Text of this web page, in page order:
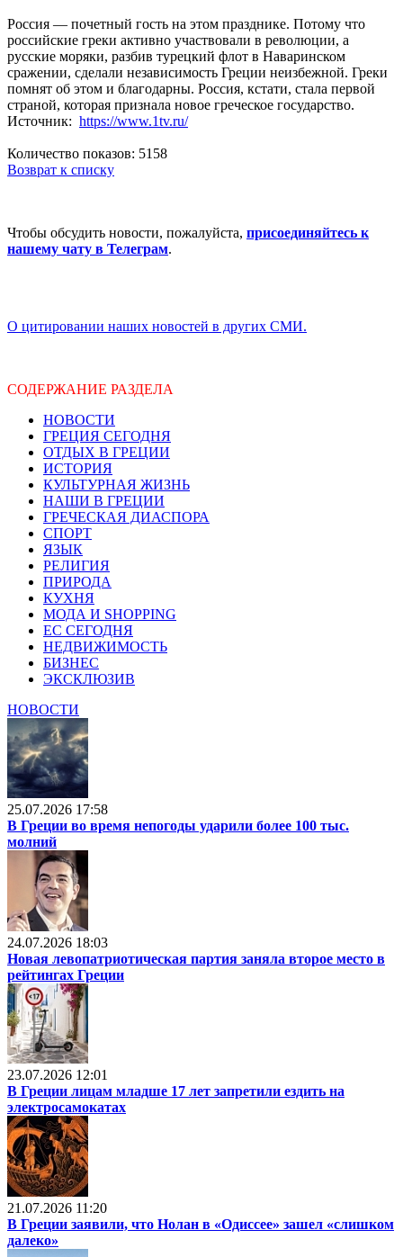
Россия — почетный гость на этом празднике. Потому что
российские греки активно участвовали в революции, а
русские моряки, разбив турецкий флот в Наваринском
сражении, сделали независимость Греции неизбежной. Греки
помнят об этом и благодарны. Россия, кстати, стала первой
страной, которая признала новое греческое государство.
Источник: https://www.1tv.ru/
Количество показов: 5158
Возврат к списку
Чтобы обсудить новости, пожалуйста, присоединяйтесь к
нашему чату в Телеграм.
О цитировании наших новостей в других СМИ.
СОДЕРЖАНИЕ РАЗДЕЛА
НОВОСТИ
ГРЕЦИЯ СЕГОДНЯ
ОТДЫХ В ГРЕЦИИ
ИСТОРИЯ
КУЛЬТУРНАЯ ЖИЗНЬ
НАШИ В ГРЕЦИИ
ГРЕЧЕСКАЯ ДИАСПОРА
СПОРТ
ЯЗЫК
РЕЛИГИЯ
ПРИРОДА
КУХНЯ
МОДА И SHOPPING
ЕС СЕГОДНЯ
НЕДВИЖИМОСТЬ
БИЗНЕС
ЭКСКЛЮЗИВ
НОВОСТИ
25.07.2026 17:58
В Греции во время непогоды ударили более 100 тыс.
молний
24.07.2026 18:03
Новая левопатриотическая партия заняла второе место в
рейтингах Греции
23.07.2026 12:01
В Греции лицам младше 17 лет запретили ездить на
электросамокатах
21.07.2026 11:20
В Греции заявили, что Нолан в «Одиссее» зашел «слишком
далеко»